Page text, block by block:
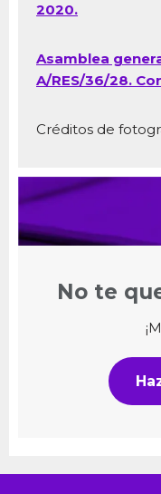
2020.
Asamblea
A/RES/36/28.
Créditos de
No te